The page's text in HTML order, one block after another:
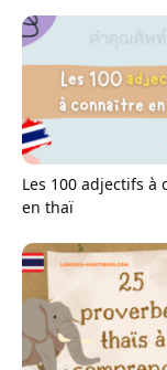
Les 100 adjectifs à
en thaï